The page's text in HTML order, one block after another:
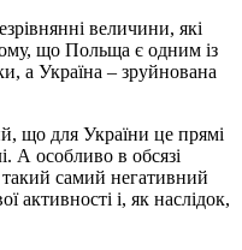
величини, якi
що Польща є одним iз
а Україна – зруйнована
що для України це прямi
А особливо в обсязi
самий негативний
активностi i, як наслiдок,